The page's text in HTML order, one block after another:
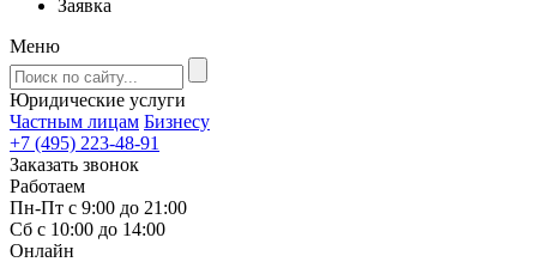
Заявка
Меню
Юридические услуги
Частным лицам Бизнесу
+7 (495) 223-48-91
Заказать звонок
Работаем
Пн-Пт с 9:00 до 21:00
Сб с 10:00 до 14:00
Онлайн